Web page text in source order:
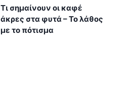
Τι σημαίνουν οι καφέ
άκρες στα φυτά – Το λάθος
με το πότισμα